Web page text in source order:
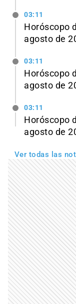
03:11
Horóscopo
agosto de
03:11
Horóscopo
agosto de
03:11
Horóscopo
agosto de
Ver todas las